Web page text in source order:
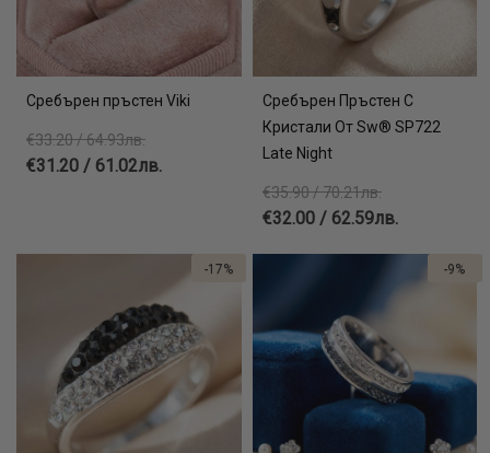
Сребърен пръстен Viki
€33.20 / 64.93лв.
€31.20 / 61.02лв.
Сребърен Пръстен С
Кристали От Sw® SP722
Late Night
€35.90 / 70.21лв.
€32.00 / 62.59лв.
-17% -9%